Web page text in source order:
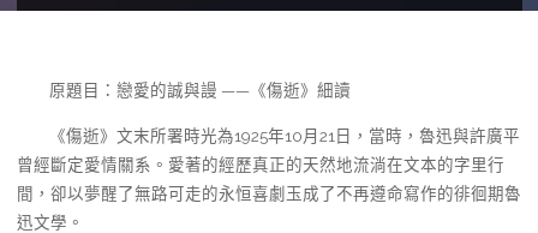
原題目：戀愛的誠與謾 ——《傷逝》細讀
《傷逝》文末所署時光為1925年10月21日，當時，魯迅與許廣平
曾經斷定愛情關系。愛著的經歷真正的天然地流淌在文本的字里行
間，卻以夢醒了無路可走的永恒喜劇玉成了不再遵命寫作的徘徊期魯
迅文學。